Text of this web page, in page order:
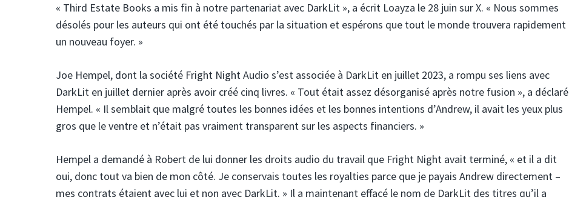
« Third Estate Books a mis fin à notre partenariat avec DarkLit », a écrit Loayza le 28 juin sur X. « Nous sommes
désolés pour les auteurs qui ont été touchés par la situation et espérons que tout le monde trouvera rapidement
un nouveau foyer. »
Joe Hempel, dont la société Fright Night Audio s’est associée à DarkLit en juillet 2023, a rompu ses liens avec
DarkLit en juillet dernier après avoir créé cinq livres. « Tout était assez désorganisé après notre fusion », a déclaré
Hempel. « Il semblait que malgré toutes les bonnes idées et les bonnes intentions d’Andrew, il avait les yeux plus
gros que le ventre et n’était pas vraiment transparent sur les aspects financiers. »
Hempel a demandé à Robert de lui donner les droits audio du travail que Fright Night avait terminé, « et il a dit
oui, donc tout va bien de mon côté. Je conservais toutes les royalties parce que je payais Andrew directement – ​​
mes contrats étaient avec lui et non avec DarkLit. » Il a maintenant effacé le nom de DarkLit des titres qu’il a